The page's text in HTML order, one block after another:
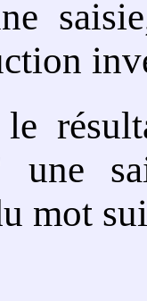
le
une
mot